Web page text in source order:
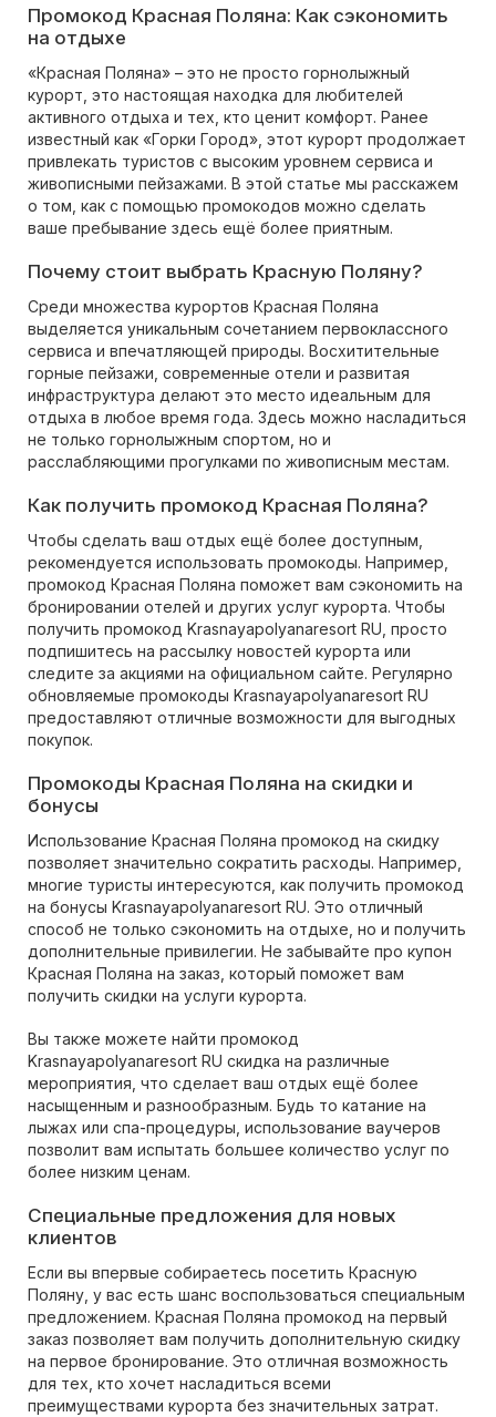
Промокод Красная Поляна: Как сэкономить
на отдыхе
«Красная Поляна» – это не просто горнолыжный
курорт, это настоящая находка для любителей
активного отдыха и тех, кто ценит комфорт. Ранее
известный как «Горки Город», этот курорт продолжает
привлекать туристов с высоким уровнем сервиса и
живописными пейзажами. В этой статье мы расскажем
о том, как с помощью промокодов можно сделать
ваше пребывание здесь ещё более приятным.
Почему стоит выбрать Красную Поляну?
Среди множества курортов Красная Поляна
выделяется уникальным сочетанием первоклассного
сервиса и впечатляющей природы. Восхитительные
горные пейзажи, современные отели и развитая
инфраструктура делают это место идеальным для
отдыха в любое время года. Здесь можно насладиться
не только горнолыжным спортом, но и
расслабляющими прогулками по живописным местам.
Как получить промокод Красная Поляна?
Чтобы сделать ваш отдых ещё более доступным,
рекомендуется использовать промокоды. Например,
промокод Красная Поляна поможет вам сэкономить на
бронировании отелей и других услуг курорта. Чтобы
получить промокод Krasnayapolyanaresort RU, просто
подпишитесь на рассылку новостей курорта или
следите за акциями на официальном сайте. Регулярно
обновляемые промокоды Krasnayapolyanaresort RU
предоставляют отличные возможности для выгодных
покупок.
Промокоды Красная Поляна на скидки и
бонусы
Использование Красная Поляна промокод на скидку
позволяет значительно сократить расходы. Например,
многие туристы интересуются, как получить промокод
на бонусы Krasnayapolyanaresort RU. Это отличный
способ не только сэкономить на отдыхе, но и получить
дополнительные привилегии. Не забывайте про купон
Красная Поляна на заказ, который поможет вам
получить скидки на услуги курорта.
Вы также можете найти промокод
Krasnayapolyanaresort RU скидка на различные
мероприятия, что сделает ваш отдых ещё более
насыщенным и разнообразным. Будь то катание на
лыжах или спа-процедуры, использование ваучеров
позволит вам испытать большее количество услуг по
более низким ценам.
Специальные предложения для новых
клиентов
Если вы впервые собираетесь посетить Красную
Поляну, у вас есть шанс воспользоваться специальным
предложением. Красная Поляна промокод на первый
заказ позволяет вам получить дополнительную скидку
на первое бронирование. Это отличная возможность
для тех, кто хочет насладиться всеми
преимуществами курорта без значительных затрат.